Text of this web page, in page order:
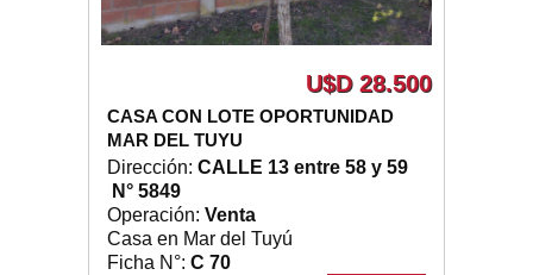
U$D 28.500
CASA CON LOTE OPORTUNIDAD
MAR DEL TUYU
Dirección: CALLE 13 entre 58 y 59
N° 5849
Operación: Venta
Casa en Mar del Tuyú
Ficha N°: C 70